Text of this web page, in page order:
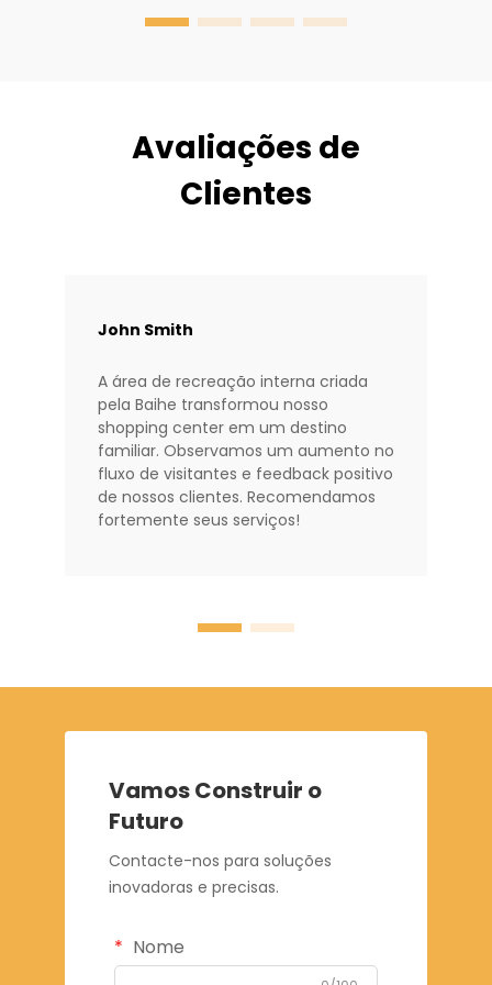
Avaliações de
Clientes
John Smith
A área de recreação interna criada
pela Baihe transformou nosso
shopping center em um destino
familiar. Observamos um aumento no
fluxo de visitantes e feedback positivo
de nossos clientes. Recomendamos
fortemente seus serviços!
Vamos Construir o
Futuro
Contacte-nos para soluções
inovadoras e precisas.
Nome